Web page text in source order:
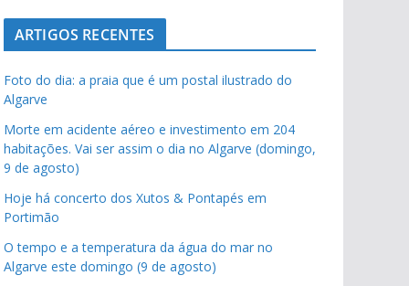
ARTIGOS RECENTES
Foto do dia: a praia que é um postal ilustrado do
Algarve
Morte em acidente aéreo e investimento em 204
habitações. Vai ser assim o dia no Algarve (domingo,
9 de agosto)
Hoje há concerto dos Xutos & Pontapés em
Portimão
O tempo e a temperatura da água do mar no
Algarve este domingo (9 de agosto)